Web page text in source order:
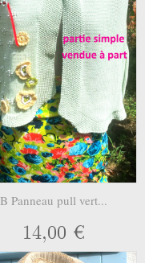
B Panneau pull vert...
14,00 €